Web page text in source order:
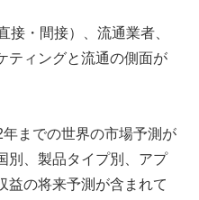
接・間接）、流通業者、
ティングと流通の側面が
年までの世界の市場予測が
別、製品タイプ別、アプ
益の将来予測が含まれて